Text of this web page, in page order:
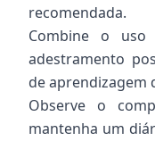
recomendada.
Combine o
adestramento
de aprendizagem
Observe o
mantenha um